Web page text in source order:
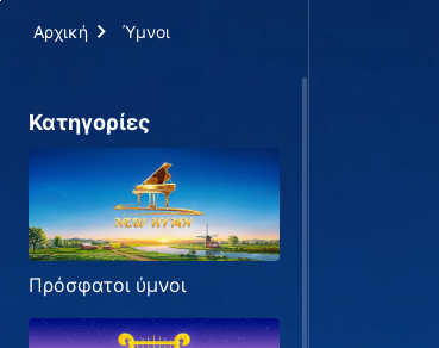
Αρχική Ύμνοι
Κατηγορίες
Πρόσφατοι ύμνοι